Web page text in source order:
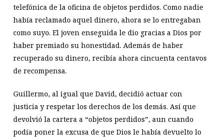
telefónica de la oficina de objetos perdidos. Como nadie
había reclamado aquel dinero, ahora se lo entregaban
como suyo. El joven enseguida le dio gracias a Dios por
haber premiado su honestidad. Además de haber
recuperado su dinero, recibía ahora cincuenta centavos
de recompensa.
Guillermo, al igual que David, decidió actuar con
justicia y respetar los derechos de los demás. Así que
devolvió la cartera a “objetos perdidos”, aun cuando
podía poner la excusa de que Dios le había devuelto lo